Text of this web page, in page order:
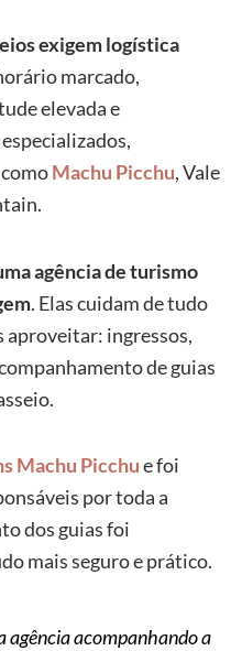
exigem logística
marcado,
elevada e
Machu Picchu, Vale
agência de turismo
. Elas cuidam de tudo
aproveitar: ingressos,
de guias
Machu Picchue foi
por toda a
dos guias foi
mais seguro e prático.
agência acompanhando a